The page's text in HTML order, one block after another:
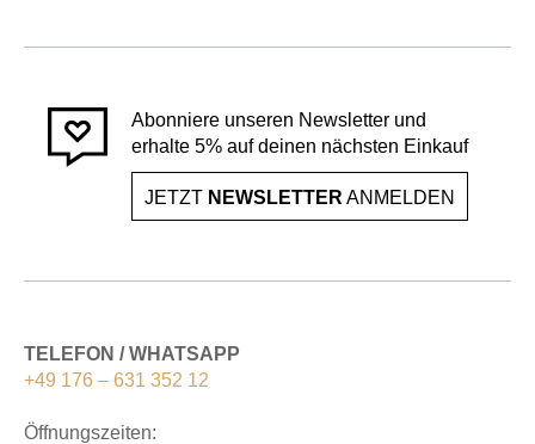
Abonniere unseren Newsletter und
erhalte 5% auf deinen nächsten Einkauf
JETZT NEWSLETTER ANMELDEN
TELEFON / WHATSAPP
+49 176 – 631 352 12
Öffnungszeiten: